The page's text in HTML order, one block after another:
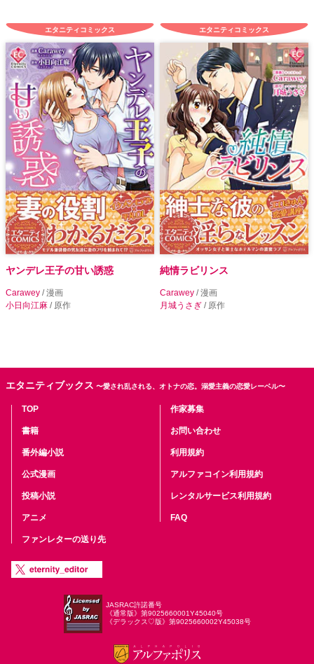
エタニティコミックス
ヤンデレ王子の甘い誘惑
Carawey / 漫画
小日向江麻 / 原作
エタニティコミックス
純情ラビリンス
Carawey / 漫画
月城うさぎ / 原作
エタニティブックス 〜愛され乱される、オトナの恋。溺愛主義の恋愛レーベル〜
TOP
書籍
番外編小説
公式漫画
投稿小説
アニメ
ファンレターの送り先
作家募集
お問い合わせ
利用規約
アルファコイン利用規約
レンタルサービス利用規約
FAQ
JASRAC許諾番号
《通常版》第9025660001Y45040号
《デラックス♡版》第9025660002Y45038号